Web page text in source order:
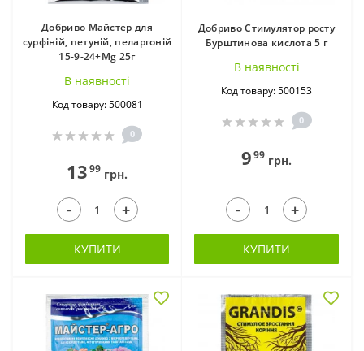
Добриво Майстер для
сурфіній, петуній, пеларгоній
15-9-24+Mg 25г
В наявностi
Код товару: 500081
0
1399 грн.
- +
КУПИТИ
Добриво Стимулятор росту
Бурштинова кислота 5 г
В наявностi
Код товару: 500153
0
999 грн.
- +
КУПИТИ